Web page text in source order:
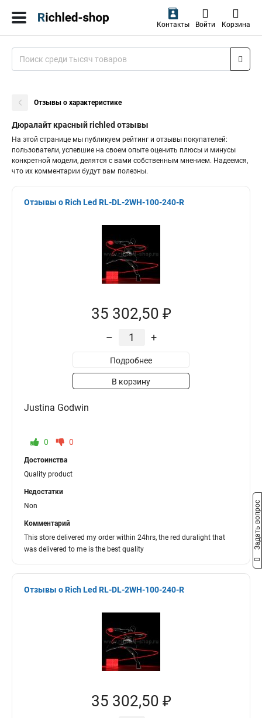
Контакты Войти Корзина
Отзывы о характеристике
Дюралайт красный richled отзывы
На этой странице мы публикуем рейтинг и отзывы покупателей:
пользователи, успевшие на своем опыте оценить плюсы и минусы
конкретной модели, делятся с вами собственным мнением. Надеемся,
что их комментарии будут вам полезны.
Отзывы о Rich Led RL-DL-2WH-100-240-R
35 302,50 ₽
– +
Подробнее
В корзину
Justina Godwin
0 0
Достоинства
Quality product
Недостатки
Non
Комментарий
This store delivered my order within 24hrs, the red duralight that
was delivered to me is the best quality
Отзывы о Rich Led RL-DL-2WH-100-240-R
35 302,50 ₽
Задать вопрос